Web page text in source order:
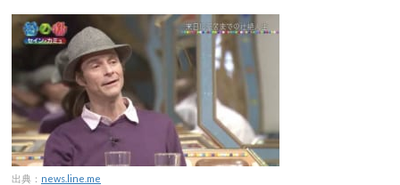
出典： news.line.me